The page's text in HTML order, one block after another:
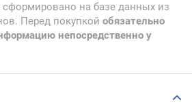
сформировано на базе данных из
Перед покупкой обязательно
непосредственно у